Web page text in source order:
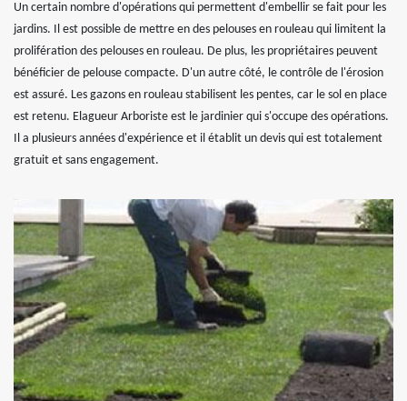
Un certain nombre d'opérations qui permettent d'embellir se fait pour les
jardins. Il est possible de mettre en des pelouses en rouleau qui limitent la
prolifération des pelouses en rouleau. De plus, les propriétaires peuvent
bénéficier de pelouse compacte. D'un autre côté, le contrôle de l'érosion
est assuré. Les gazons en rouleau stabilisent les pentes, car le sol en place
est retenu. Elagueur Arboriste est le jardinier qui s'occupe des opérations.
Il a plusieurs années d'expérience et il établit un devis qui est totalement
gratuit et sans engagement.